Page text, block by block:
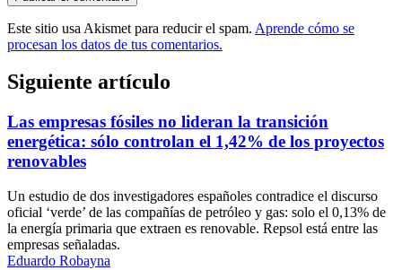
Este sitio usa Akismet para reducir el spam. Aprende cómo se
procesan los datos de tus comentarios.
Siguiente artículo
Las empresas fósiles no lideran la transición
energética: sólo controlan el 1,42% de los proyectos
renovables
Un estudio de dos investigadores españoles contradice el discurso
oficial ‘verde’ de las compañías de petróleo y gas: solo el 0,13% de
la energía primaria que extraen es renovable. Repsol está entre las
empresas señaladas.
Eduardo Robayna